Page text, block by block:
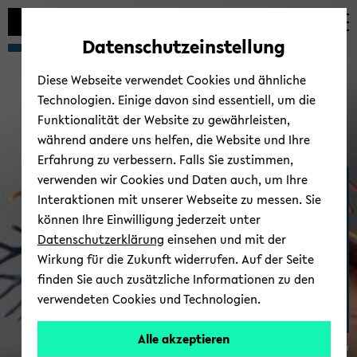
Automatische
vermeiden
zum
wechseln
zum
wechseln
zum
wechseln
Bio­sta­tis­tik und Me­di­zi­ni­
sche Bio­me­trie
© Uni­ver­si­tät Bie­le­feld
Datenschutzeinstellung
Diese Webseite verwendet Cookies und ähnliche
Technologien. Einige davon sind essentiell, um die
Funktionalität der Website zu gewährleisten,
während andere uns helfen, die Website und Ihre
Erfahrung zu verbessern. Falls Sie zustimmen,
verwenden wir Cookies und Daten auch, um Ihre
Interaktionen mit unserer Webseite zu messen. Sie
können Ihre Einwilligung jederzeit unter
Datenschutzerklärung einsehen und mit der
Wirkung für die Zukunft widerrufen. Auf der Seite
finden Sie auch zusätzliche Informationen zu den
verwendeten Cookies und Technologien.
Alle akzeptieren